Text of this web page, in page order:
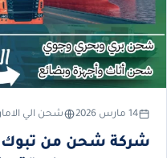
14 مارس 2026 شحن الي
شركة شحن من تبوك